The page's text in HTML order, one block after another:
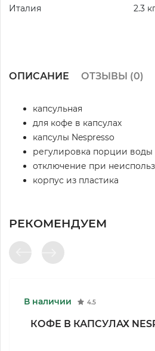
Италия
2.3
ОПИСАНИЕ ОТЗЫВЫ (0)
капсульная
для кофе в капсулах
капсулы Nespresso
регулировка порции воды
отключение при
корпус из пластика
РЕКОМЕНДУЕМ
В наличии 4.5
КОФЕ В КАПСУЛАХ